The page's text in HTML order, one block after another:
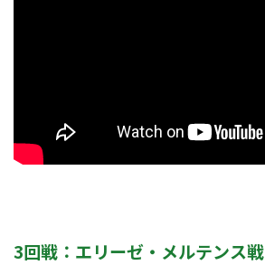
3回戦：エリーゼ・メルテンス戦